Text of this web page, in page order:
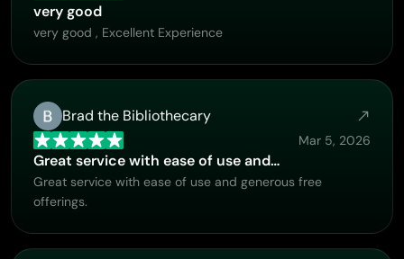
very good
very good , Excellent Experience
Brad the Bibliothecary
Mar 5, 2026
Great service with ease of use and…
Great service with ease of use and generous free
offerings.